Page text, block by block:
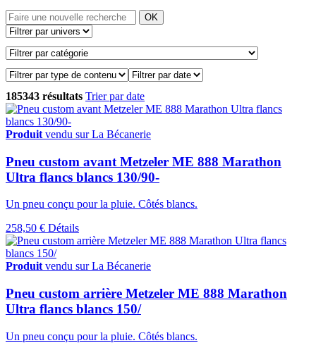
OK
185343 résultats Trier par date
Produit vendu sur La Bécanerie
Pneu custom avant Metzeler ME 888 Marathon
Ultra flancs blancs 130/90-
Un pneu conçu pour la pluie. Côtés blancs.
258,50 € Détails
Produitvendu sur La Bécanerie
Pneu custom arrière Metzeler ME 888 Marathon
Ultra flancs blancs 150/
Un pneu conçu pour la pluie. Côtés blancs.